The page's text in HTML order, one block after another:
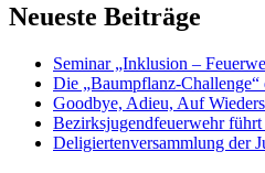
Neueste Beiträge
Seminar „Inklusion –
Die „Baumpflanz-Challenge“
Goodbye, Adieu, Auf
Bezirksjugendfeuerwehr führt
Deligiertenversammlung der